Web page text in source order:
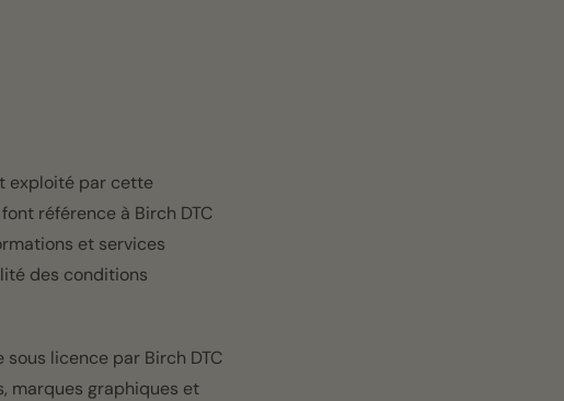
exploité par cette
référence à Birch DTC
et services
des conditions
licence par Birch DTC
marques graphiques et